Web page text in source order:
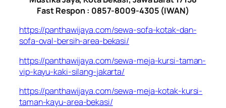
Fast Respon : 0857-8009-4305 (IWAN)
https://panthawijaya.com/sewa-sofa-kotak-dan-
sofa-oval-bersih-area-bekasi/
https://panthawijaya.com/sewa-meja-kursi-taman-
vip-kayu-kaki-silang-jakarta/
https://panthawijaya.com/sewa-meja-kotak-kursi-
taman-kayu-area-bekasi/